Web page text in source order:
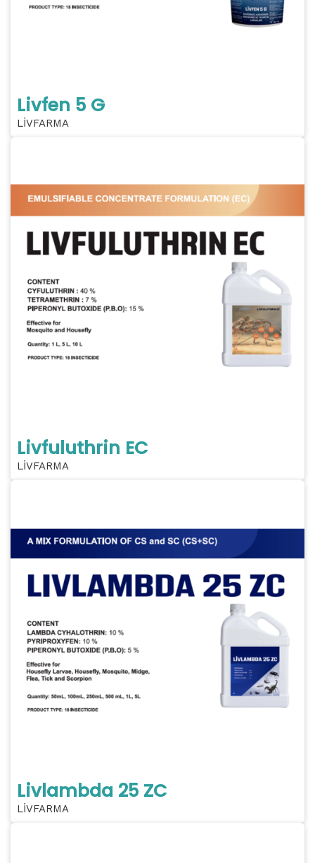
Livfen 5 G
LİVFARMA
Livfuluthrin EC
LİVFARMA
Livlambda 25 ZC
LİVFARMA